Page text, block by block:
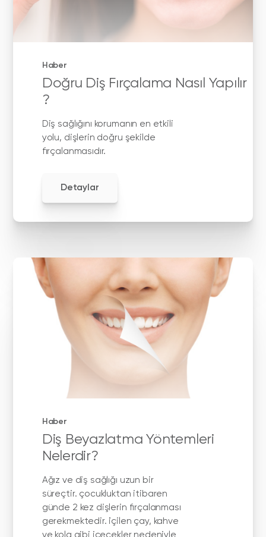
Haber
Doğru Diş Fırçalama Nasıl Yapılır
?
Diş sağlığını korumanın en etkili
yolu, dişlerin doğru şekilde
fırçalanmasıdır.
Detaylar
Haber
Diş Beyazlatma Yöntemleri
Nelerdir?
Ağız ve diş sağlığı uzun bir
süreçtir. çocukluktan itibaren
günde 2 kez dişlerin fırçalanması
gerekmektedir. i̇çilen çay, kahve
ve kola gibi içecekler nedeniyle